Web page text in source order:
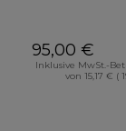
95,00 €
Inklusive MwSt.-
von 15,17 € (